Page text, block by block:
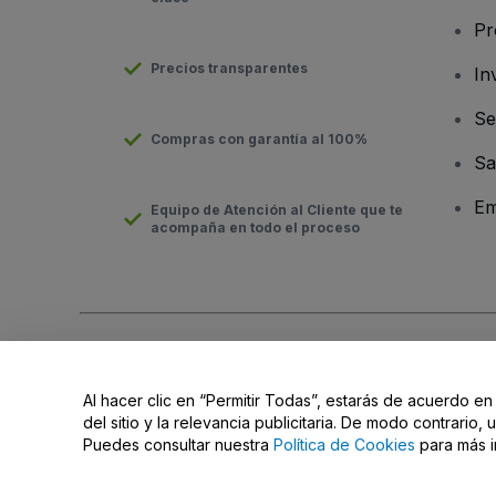
Precios transparentes
Compras con garantía al 100%
Equipo de Atención al Cliente que te
acompaña en todo el proceso
No compartir mi información personal ni tus opciones de
Al hacer clic en “Permitir Todas”, estarás de acuerdo
del sitio y la relevancia publicitaria. De modo contrario,
Puedes consultar nuestra Política de Cookies para más